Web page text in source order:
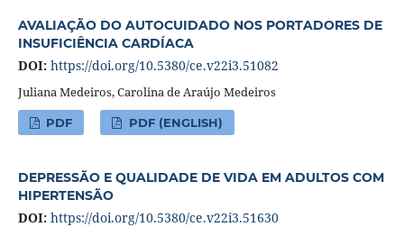
AVALIAÇÃO DO AUTOCUIDADO NOS PORTADORES DE
INSUFICIÊNCIA CARDÍACA
DOI: https://doi.org/10.5380/ce.v22i3.51082
Juliana Medeiros, Carolina de Araújo Medeiros
PDF PDF (ENGLISH)
DEPRESSÃO E QUALIDADE DE VIDA EM ADULTOS COM
HIPERTENSÃO
DOI: https://doi.org/10.5380/ce.v22i3.51630